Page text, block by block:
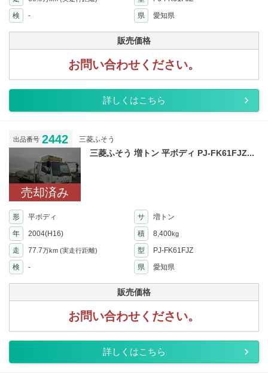
検
- 県 愛知県
販売価格
お問い合わせください。
詳しくはこちら
出品番号 2442 三菱ふそう
売却済み
三菱ふそう 増トン 平ボディ PJ-FK61FJZ...
形 平ボディ サ
増トン
年
2004(H16) 積 8,400kg
走 77.7万km (実走行距離) 型
PJ-FK61FJZ
検
- 県 愛知県
販売価格
お問い合わせください。
詳しくはこちら